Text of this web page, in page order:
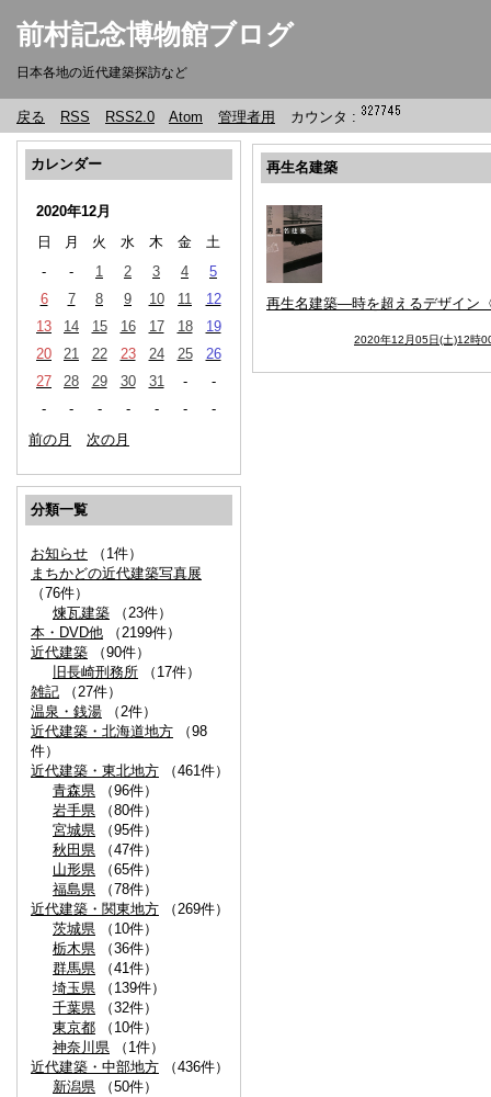
前村記念博物館ブログ
日本各地の近代建築探訪など
戻る RSS RSS2.0 Atom 管理者用 カウンタ :
カレンダー
2020年12月
日
月 火 水 木 金
土
-
- 1 2 3 4
5
6
7 8 9 10 11
12
13
14 15 16 17 18
19
20
21 22 23 24 25
26
27
28 29 30 31 -
-
-
- - - - -
-
前の月
次の月
分類一覧
お知らせ （1件）
まちかどの近代建築写真展
（76件）
煉瓦建築 （23件）
本・DVD他 （2199件）
近代建築 （90件）
旧長崎刑務所 （17件）
雑記 （27件）
温泉・銭湯 （2件）
近代建築・北海道地方 （98
件）
近代建築・東北地方 （461件）
青森県 （96件）
岩手県 （80件）
宮城県 （95件）
秋田県 （47件）
山形県 （65件）
福島県 （78件）
近代建築・関東地方 （269件）
茨城県 （10件）
栃木県 （36件）
群馬県 （41件）
埼玉県 （139件）
千葉県 （32件）
東京都 （10件）
神奈川県 （1件）
近代建築・中部地方 （436件）
新潟県 （50件）
再生名建築
再生名建築―時を超えるデザイン
2020年12月05日(土)12時